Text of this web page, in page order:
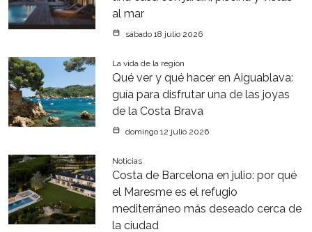
al mar
sábado 18 julio 2026
La vida de la región
Qué ver y qué hacer en Aiguablava:
guía para disfrutar una de las joyas
de la Costa Brava
domingo 12 julio 2026
Noticias
Costa de Barcelona en julio: por qué
el Maresme es el refugio
mediterráneo más deseado cerca de
la ciudad